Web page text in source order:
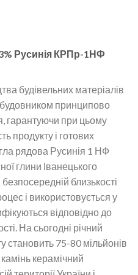
Русинія КРПр-1НФ
будівельних матеріалів
принципово
гарантуючи при цьому
продукту і готових
рядова Русинія 1 НФ
глини Іванецького
близькості
і використовується у
відповідно до
На сьогодні річний
становить 75-80 мільйонів
керамічний